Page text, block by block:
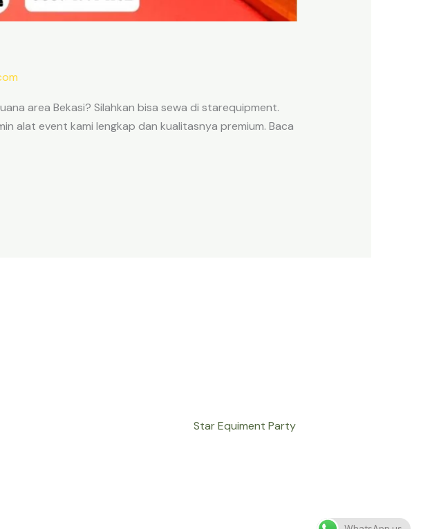
area Bekasi? Silahkan bisa sewa di starequipment.
alat event kami lengkap dan kualitasnya premium. Baca
Star Equiment Party